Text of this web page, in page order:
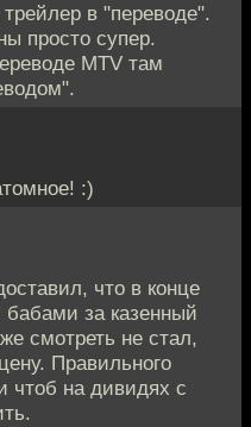
в "переводе".
просто супер.
MTV там
:)
что в конце
за казенный
смотреть не стал,
Правильного
чтоб на дивидях с